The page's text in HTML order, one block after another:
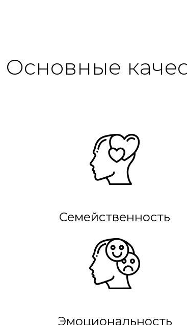
Основные
Семейственность
Эмоциональность